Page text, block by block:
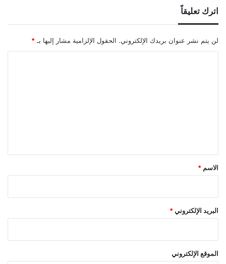
اترك تعليقاً
لن يتم نشر عنوان بريدك الإلكتروني. الحقول الإلزامية مشار إليها بـ *
*
الاسم *
البريد الإلكتروني *
الموقع الإلكتروني